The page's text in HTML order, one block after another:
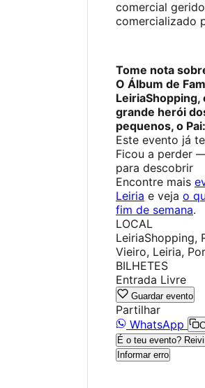
comercial
comercializado
Tome nota
O Álbum de
LeiriaShopping,
grande herói
pequenos, o Pai:
Este evento já
Ficou a perder
para descobrir
Encontre mais
Leiria e veja o
fim de semana.
LOCAL
LeiriaShopping,
Vieiro, Leiria,
BILHETES
Entrada Livre
Guardar evento
Partilhar
WhatsApp
É o teu evento?
Informar erro